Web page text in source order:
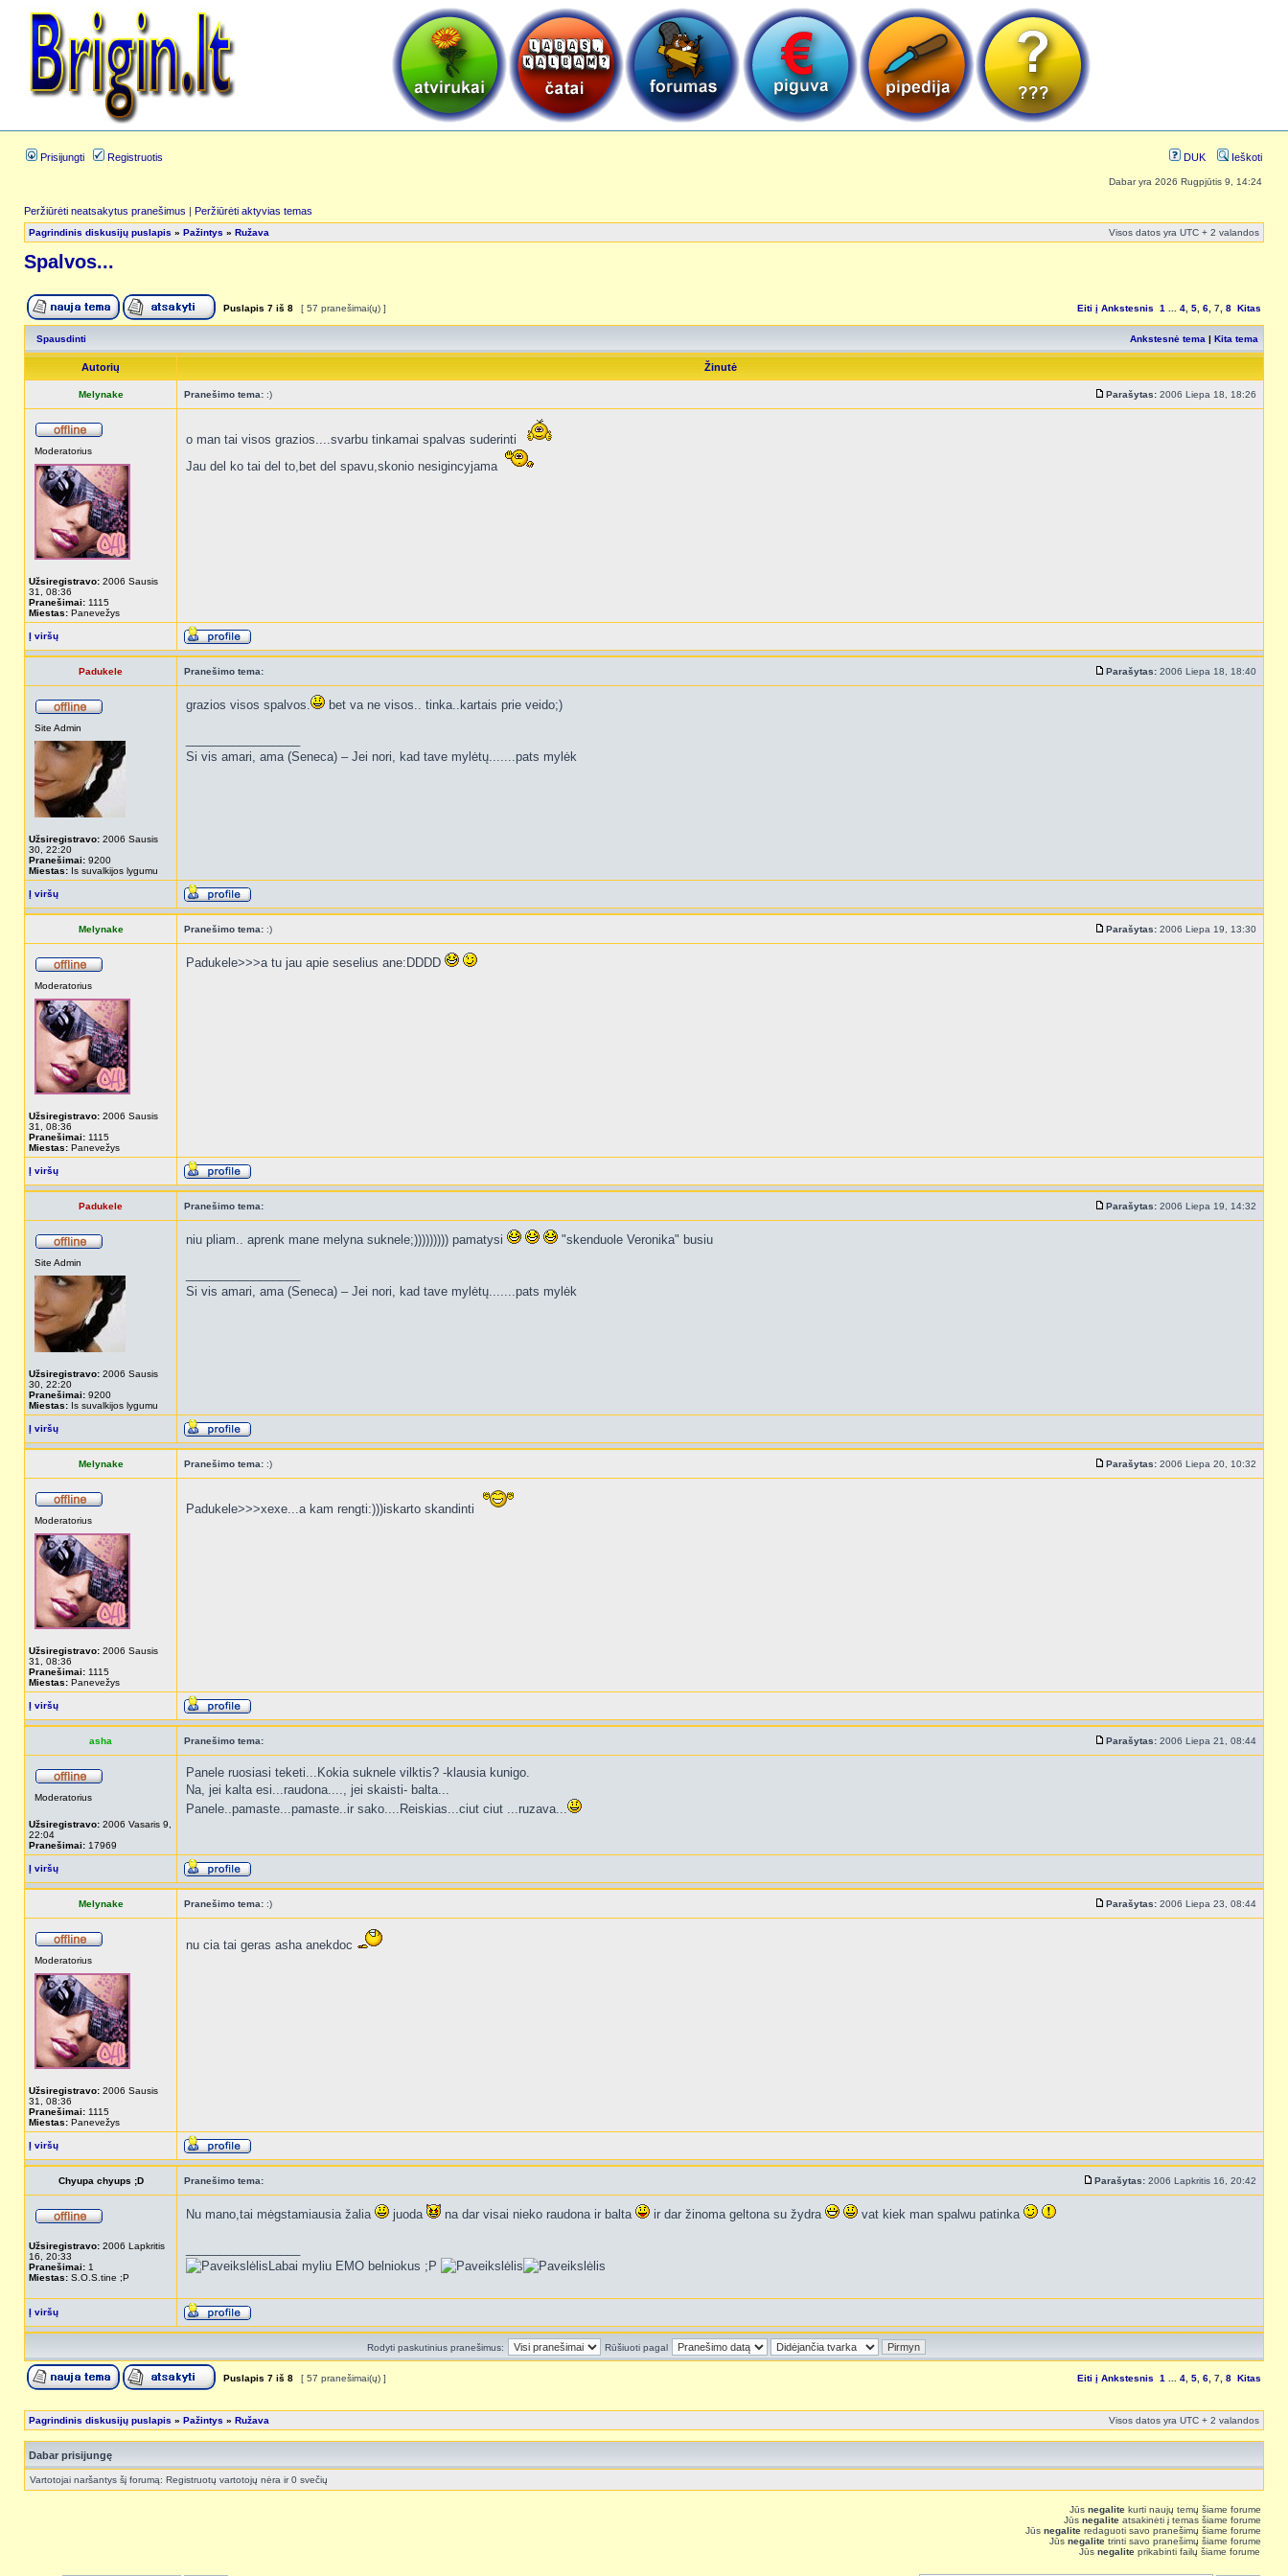
Prisijungti Registruotis DUK Ieškoti
Dabar yra 2026 Rugpjūtis 9, 14:24
Peržiūrėti neatsakytus pranešimus | Peržiūrėti aktyvias temas
Pagrindinis diskusijų puslapis » Pažintys » Ružava Visos datos yra UTC + 2 valandos
Spalvos...
Puslapis 7 iš 8 [ 57 pranešimai(ų) ] Eiti į Ankstesnis 1 4 5 6 7 8 Kitas
Spausdinti Ankstesnė tema | Kita tema
Autorių Žinutė
Melynake Pranešimo tema: :) Parašytas: 2006 Liepa 18, 18:26
Moderatorius
Užsiregistravo: 2006 Sausis
31, 08:36
Pranešimai: 1115
Miestas: Panevežys
o man tai visos grazios....svarbu tinkamai spalvas suderinti
Jau del ko tai del to,bet del spavu,skonio nesigincyjama
Į viršų
Padukele Pranešimo tema: Parašytas: 2006 Liepa 18, 18:40
Site Admin
Užsiregistravo: 2006 Sausis
30, 22:20
Pranešimai: 9200
Miestas: Is suvalkijos lygumu
grazios visos spalvos. bet va ne visos.. tinka..kartais prie veido;)
Si vis amari, ama (Seneca) – Jei nori, kad tave mylėtų.......pats mylėk
Į viršų
Melynake Pranešimo tema: :) Parašytas: 2006 Liepa 19, 13:30
Moderatorius
Užsiregistravo: 2006 Sausis
31, 08:36
Pranešimai: 1115
Miestas: Panevežys
Padukele>>>a tu jau apie seselius ane:DDDD
Į viršų
Padukele Pranešimo tema: Parašytas: 2006 Liepa 19, 14:32
Site Admin
Užsiregistravo: 2006 Sausis
30, 22:20
Pranešimai: 9200
Miestas: Is suvalkijos lygumu
niu pliam.. aprenk mane melyna suknele;))))))))) pamatysi "skenduole Veronika" busiu
Si vis amari, ama (Seneca) – Jei nori, kad tave mylėtų.......pats mylėk
Į viršų
Melynake Pranešimo tema: :) Parašytas: 2006 Liepa 20, 10:32
Moderatorius
Užsiregistravo: 2006 Sausis
31, 08:36
Pranešimai: 1115
Miestas: Panevežys
Padukele>>>xexe...a kam rengti:)))iskarto skandinti
Į viršų
asha Pranešimo tema: Parašytas: 2006 Liepa 21, 08:44
Moderatorius
Užsiregistravo: 2006 Vasaris 9,
22:04
Pranešimai: 17969
Panele ruosiasi teketi...Kokia suknele vilktis? -klausia kunigo.
Na, jei kalta esi...raudona...., jei skaisti- balta...
Panele..pamaste...pamaste..ir sako....Reiskias...ciut ciut ...ruzava...
Į viršų
Melynake Pranešimo tema: :) Parašytas: 2006 Liepa 23, 08:44
Moderatorius
Užsiregistravo: 2006 Sausis
31, 08:36
Pranešimai: 1115
Miestas: Panevežys
nu cia tai geras asha anekdoc
Į viršų
Chyupa chyups ;D Pranešimo tema: Parašytas: 2006 Lapkritis 16, 20:42
Užsiregistravo: 2006 Lapkritis
16, 20:33
Pranešimai: 1
Miestas: S.O.S.tine ;P
Nu mano,tai mėgstamiausia žalia juoda na dar visai nieko raudona ir balta ir dar žinoma geltona su žydra vat kiek man spalwu patinka
Labai myliu EMO belniokus ;P
Į viršų
Rodyti paskutinius pranešimus: Rūšiuoti pagal
Puslapis 7 iš 8 [ 57 pranešimai(ų) ] Eiti į Ankstesnis 1 4 5 6 7 8 Kitas
Pagrindinis diskusijų puslapis » Pažintys » Ružava Visos datos yra UTC + 2 valandos
Dabar prisijungę
Vartotojai naršantys šį forumą: Registruotų vartotojų nėra ir 0 svečių
Jūs negalite kurti naujų temų šiame forume
Jūs negalite atsakinėti į temas šiame forume
Jūs negalite redaguoti savo pranešimų šiame forume
Jūs negalite trinti savo pranešimų šiame forume
Jūs negalite prikabinti failų šiame forume